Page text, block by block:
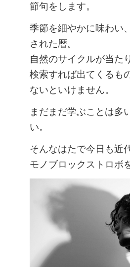
節句をします。
季節を細やかに味わい
された暦。
自然のサイクルが当た
検索すれば出てくるも
ないといけません。
まだまだ学ぶことは多
い。
そんなはたで今日も近
モノブロックストロボ